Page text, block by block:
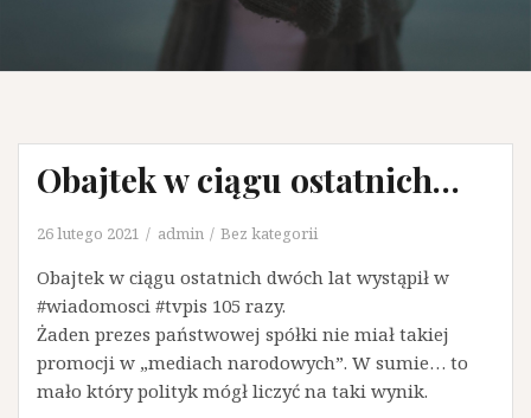
Obajtek w ciągu ostatnich…
26 lutego 2021 admin Bez kategorii
Obajtek w ciągu ostatnich dwóch lat wystąpił w
#wiadomosci #tvpis 105 razy.
Żaden prezes państwowej spółki nie miał takiej
promocji w „mediach narodowych”. W sumie… to
mało który polityk mógł liczyć na taki wynik.